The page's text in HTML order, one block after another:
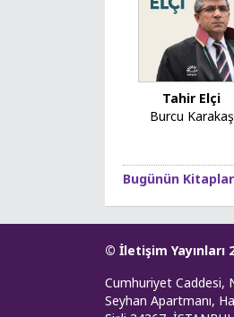
Tahir Elçi
Burcu Karakaş
Bugünün
© İletişim Yayınları
Cumhuriyet Caddesi,
Seyhan Apartmanı,